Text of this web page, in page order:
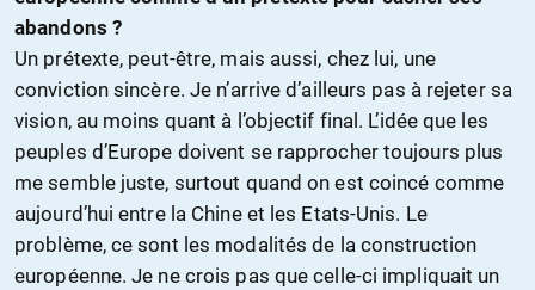
abandons ?
Un prétexte, peut-être, mais aussi, chez lui, une
conviction sincère. Je n’arrive d’ailleurs pas à rejeter sa
vision, au moins quant à l’objectif final. L’idée que les
peuples d’Europe doivent se rapprocher toujours plus
me semble juste, surtout quand on est coincé comme
aujourd’hui entre la Chine et les Etats-Unis. Le
problème, ce sont les modalités de la construction
européenne. Je ne crois pas que celle-ci impliquait un